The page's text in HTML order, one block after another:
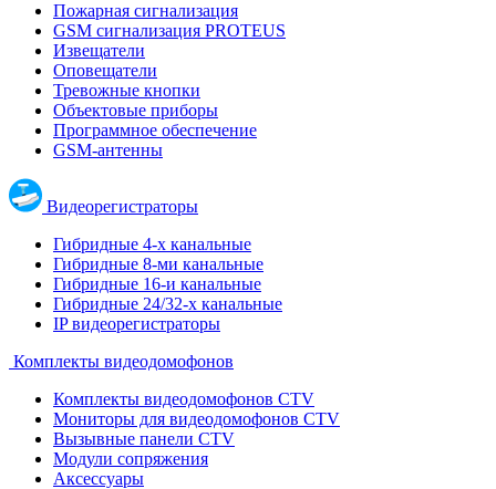
Пожарная сигнализация
GSM сигнализация PROTEUS
Извещатели
Оповещатели
Тревожные кнопки
Объектовые приборы
Программное обеспечение
GSM-антенны
Видеорегистраторы
Гибридные 4-х канальные
Гибридные 8-ми канальные
Гибридные 16-и канальные
Гибридные 24/32-х канальные
IP видеорегистраторы
Комплекты видеодомофонов
Комплекты видеодомофонов CTV
Мониторы для видеодомофонов CTV
Вызывные панели CTV
Модули сопряжения
Аксессуары